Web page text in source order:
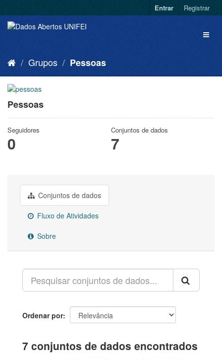
Entrar Registrar
Grupos Pessoas
Pessoas
Seguidores
0
Conjuntos de dados
7
Conjuntos de dados
Fluxo de Atividades
Sobre
Ordenar por
7 conjuntos de dados encontrados